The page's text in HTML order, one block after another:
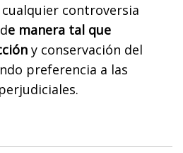
controversia
e manera tal que
y conservación del
preferencia a las